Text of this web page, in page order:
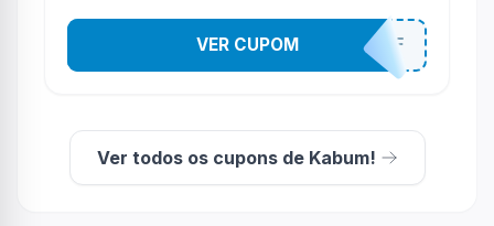
TV10OFF
VER CUPOM
Ver todos os cupons de Kabum!